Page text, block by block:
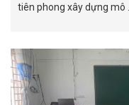
tiên phong xây dựng mô ...